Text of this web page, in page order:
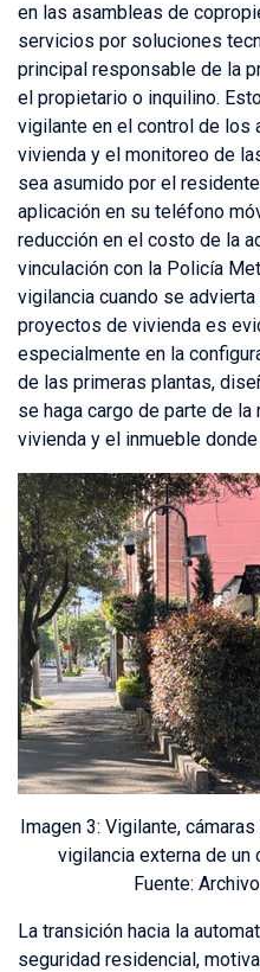
en las asambleas de
servicios por soluciones
principal responsable de la
el propietario o inquilino.
vigilante en el control de los
vivienda y el monitoreo de
sea asumido por el
aplicación en su teléfono
reducción en el costo de la
vinculación con la Policía
vigilancia cuando se advierta
proyectos de vivienda es
especialmente en la
de las primeras plantas,
se haga cargo de parte de
vivienda y el inmueble
Imagen 3: Vigilante, c
vigilancia externa de un
Fuente:
La transición hacia la
seguridad residencial,